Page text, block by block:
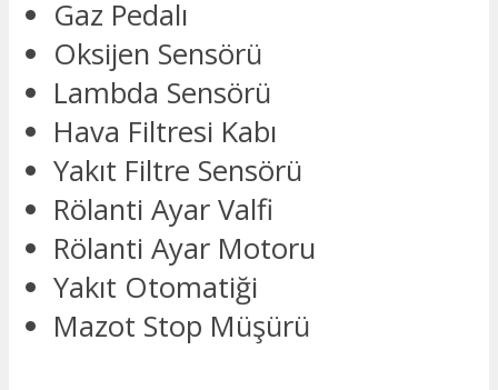
Gaz Pedalı
Oksijen Sensörü
Lambda Sensörü
Hava Filtresi Kabı
Yakıt Filtre Sensörü
Rölanti Ayar Valfi
Rölanti Ayar Motoru
Yakıt Otomatiği
Mazot Stop Müşürü